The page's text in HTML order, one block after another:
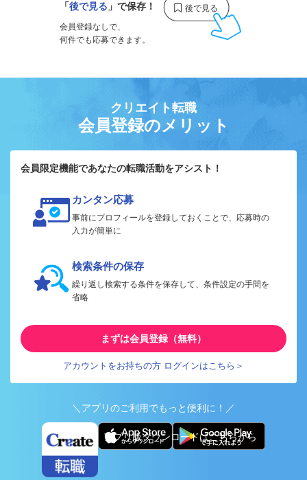
「後で見る 」で保存！
会員登録なしで、
何件でも応募できます。
クリエイト転職
会員登録のメリット
会員限定機能であなたの転職活動をアシスト！
カンタン応募
事前にプロフィールを登録しておくことで、応募時の
入力が簡単に
検索条件の保存
繰り返し検索する条件を保存して、条件設定の手間を
省略
まずは会員登録（無料）
アカウントをお持ちの方 ログインはこちら＞
＼アプリのご利用でもっと便利に！／
アプリ版ダウンロードはこちらから